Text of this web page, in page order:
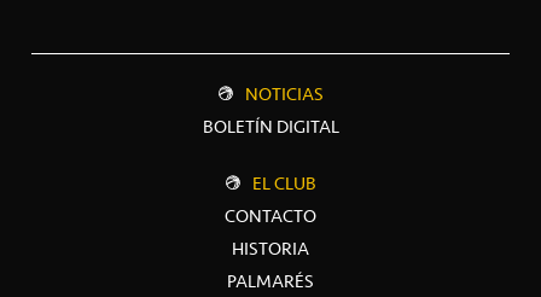
NOTICIAS
BOLETÍN DIGITAL
EL CLUB
CONTACTO
HISTORIA
PALMARÉS